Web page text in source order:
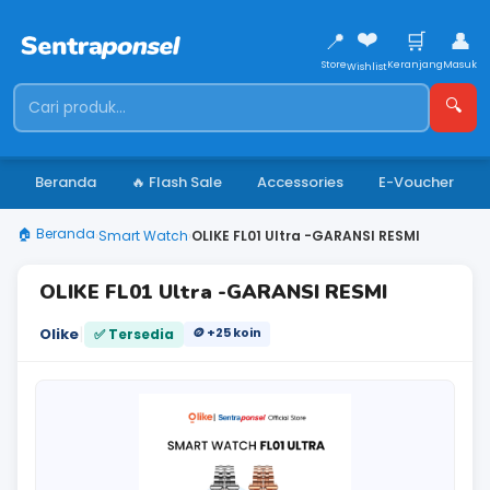
📍
Store
❤️
Wishlist
🛒
Keranjang
👤
Masuk
🔍
Beranda 🔥 Flash Sale Accessories E-Voucher
🏠 Beranda›Smart Watch›OLIKE FL01 Ultra -GARANSI RESMI
OLIKE FL01 Ultra -GARANSI RESMI
Olike ✅ Tersedia 🪙 +25 koin